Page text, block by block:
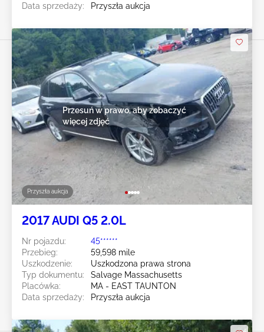
Data sprzedaży:
Przyszła aukcja
Przyszła aukcja
Przesuń w prawo, aby zobaczyć
więcej zdjęć
2017 AUDI Q5 2.0L
Nr pojazdu:
45******
Przebieg:
59,598 mile
Uszkodzenie:
Uszkodzona prawa strona
Typ dokumentu:
Salvage Massachusetts
Placówka:
MA - EAST TAUNTON
Data sprzedaży:
Przyszła aukcja